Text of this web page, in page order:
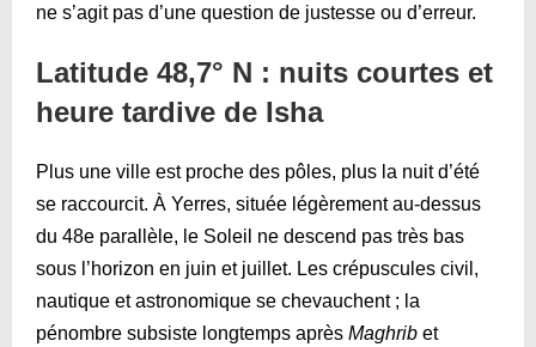
ne s’agit pas d’une question de justesse ou d’erreur.
Latitude 48,7° N : nuits courtes et
heure tardive de Isha
Plus une ville est proche des pôles, plus la nuit d’été
se raccourcit. À Yerres, située légèrement au-dessus
du 48e parallèle, le Soleil ne descend pas très bas
sous l’horizon en juin et juillet. Les crépuscules civil,
nautique et astronomique se chevauchent ; la
pénombre subsiste longtemps après Maghrib et